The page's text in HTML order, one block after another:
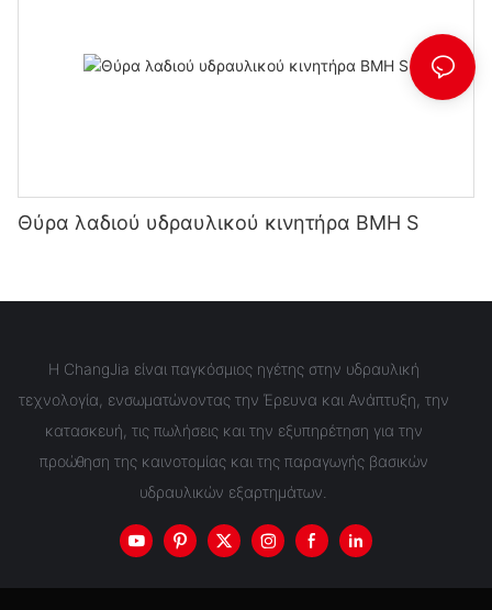
Θύρα λαδιού υδραυλικού κινητήρα BMH S
Η ChangJia είναι παγκόσμιος ηγέτης στην υδραυλική
τεχνολογία, ενσωματώνοντας την Έρευνα και Ανάπτυξη, την
κατασκευή, τις πωλήσεις και την εξυπηρέτηση για την
προώθηση της καινοτομίας και της παραγωγής βασικών
υδραυλικών εξαρτημάτων.